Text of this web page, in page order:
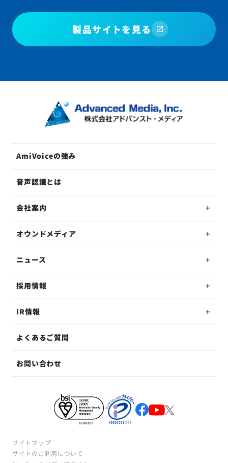
製品サイトを見る
AmiVoiceの強み
音声認識とは
会社案内
オウンドメディア
ニュース
採用情報
IR情報
よくあるご質問
お問い合わせ
サイトマップ
サイトのご利用について